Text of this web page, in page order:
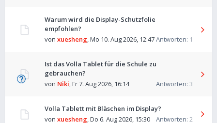
Warum wird die Display-Schutzfolie
empfohlen?
Antworten: 1
von xuesheng,Mo 10. Aug 2026, 12:47
Ist das Volla Tablet für die Schule zu
gebrauchen?
Antworten: 3
von Niki,Fr 7. Aug 2026, 16:14
Volla Tablett mit Bläschen im Display?
Antworten: 2
von xuesheng,Do 6. Aug 2026, 15:30